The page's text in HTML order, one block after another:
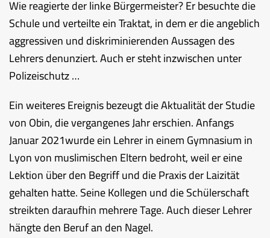
Wie reagierte der linke Bürgermeister? Er besuchte die
Schule und verteilte ein Traktat, in dem er die angeblich
aggressiven und diskriminierenden Aussagen des
Lehrers denunziert. Auch er steht inzwischen unter
Polizeischutz …
Ein weiteres Ereignis bezeugt die Aktualität der Studie
von Obin, die vergangenes Jahr erschien. Anfangs
Januar 2021wurde ein Lehrer in einem Gymnasium in
Lyon von muslimischen Eltern bedroht, weil er eine
Lektion über den Begriff und die Praxis der Laizität
gehalten hatte. Seine Kollegen und die Schülerschaft
streikten daraufhin mehrere Tage. Auch dieser Lehrer
hängte den Beruf an den Nagel.